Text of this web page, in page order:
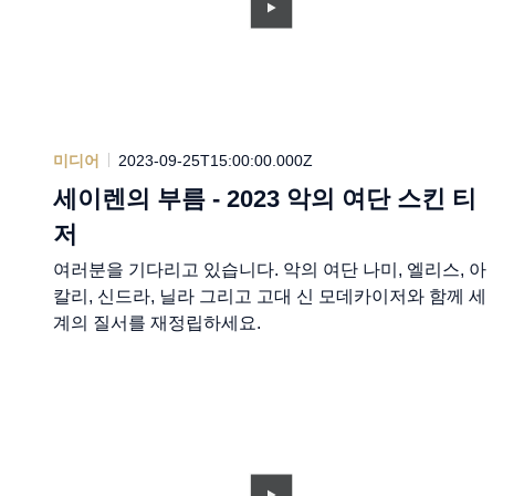
미디어 2023-09-25T15:00:00.000Z
세이렌의 부름 - 2023 악의 여단 스킨 티
저
여러분을 기다리고 있습니다. 악의 여단 나미, 엘리스, 아
칼리, 신드라, 닐라 그리고 고대 신 모데카이저와 함께 세
계의 질서를 재정립하세요.